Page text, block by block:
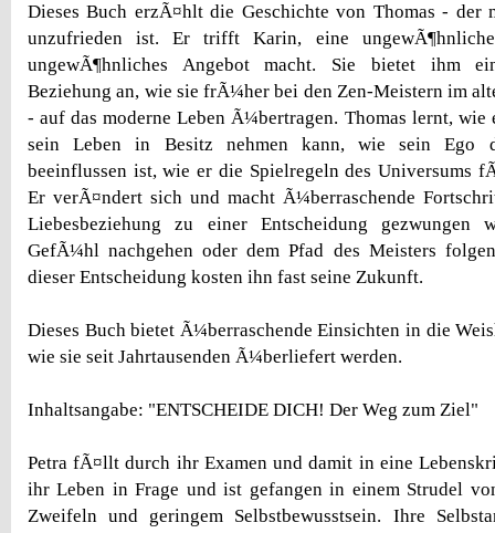
Dieses Buch erzÃ¤hlt die Geschichte von Thomas - der
unzufrieden ist. Er trifft Karin, eine
ungewÃ¶hnliches Angebot macht. Sie bietet ihm
Beziehung an, wie sie frÃ¼her bei den Zen-Meistern im
- auf das moderne Leben Ã¼bertragen. Thomas lernt,
sein Leben in Besitz nehmen kann, wie sein Ego
beeinflussen ist, wie er die Spielregeln des Universums
Er verÃ¤ndert sich und macht Ã¼berraschende
Liebesbeziehung zu einer Entscheidung gezwungen
GefÃ¼hl nachgehen oder dem Pfad des Meisters
dieser Entscheidung kosten ihn fast seine Zukunft.
Dieses Buch bietet Ã¼berraschende Einsichten in die
wie sie seit Jahrtausenden Ã¼berliefert werden.
Inhaltsangabe: "ENTSCHEIDE DICH! Der Weg zum Ziel"
Petra fÃ¤llt durch ihr Examen und damit in eine
ihr Leben in Frage und ist gefangen in einem Strudel
Zweifeln und geringem Selbstbewusstsein. Ihre